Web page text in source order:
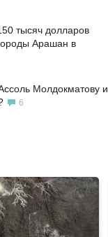
тысяч долларов
Арашан в
Молдокматову и
6